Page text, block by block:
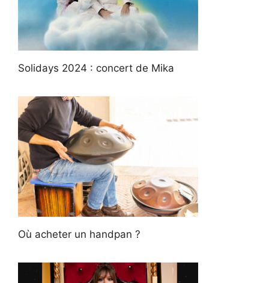
Solidays 2024 : concert de Mika
Où acheter un handpan ?